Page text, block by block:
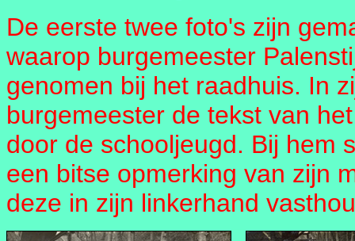
De eerste twee foto's zijn
waarop burgemeester
genomen bij het raadhuis. In
burgemeester de tekst van
door de schooljeugd. Bij hem
een bitse opmerking van zijn
deze in zijn linkerhand